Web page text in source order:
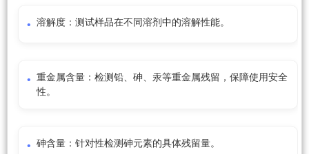
溶解度：测试样品在不同溶剂中的溶解性能。
重金属含量：检测铅、砷、汞等重金属残留，保障使用安全
性。
砷含量：针对性检测砷元素的具体残留量。